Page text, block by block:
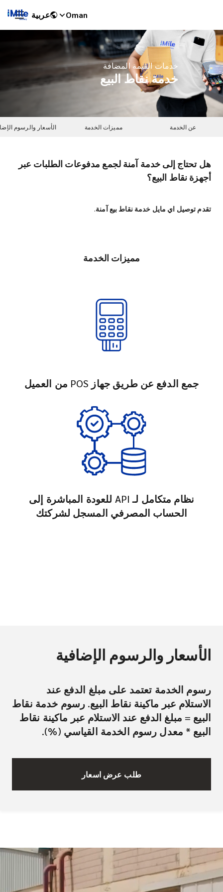
Oman عربية
خدمات القيمة المضافة
خدمة نقاط البيع
عن الخدمة مميزات الخدمة الأسعار والرسوم
هل تحتاج إلى خدمة آمنة لجمع مدفوعات الطلبات عبر
أجهزة نقاط البيع؟
تقدم توصيل اي مايل خدمة نقاط بيع آمنة.
مميزات الخدمة
جمع الدفع عن طريق جهاز POS من العميل
نظام متكامل لـ API للعودة المباشرة إلى
الحساب المصرفي المسجل لشركتك
الأسعار والرسوم الإضافية
رسوم الخدمة تعتمد على مبلغ الدفع عند
الاستلام عبر ماكينة نقاط البيع. رسوم خدمة نقاط
البيع = مبلغ الدفع عند الاستلام عبر ماكينة نقاط
البيع * معدل رسوم الخدمة القياسي (%).
طلب عرض اسعار
iMile Chat